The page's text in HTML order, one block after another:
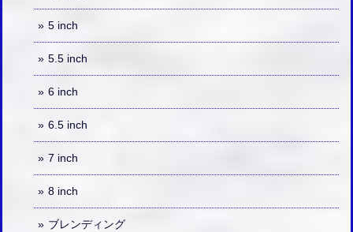
5 inch
5.5 inch
6 inch
6.5 inch
7 inch
8 inch
ブレンディング